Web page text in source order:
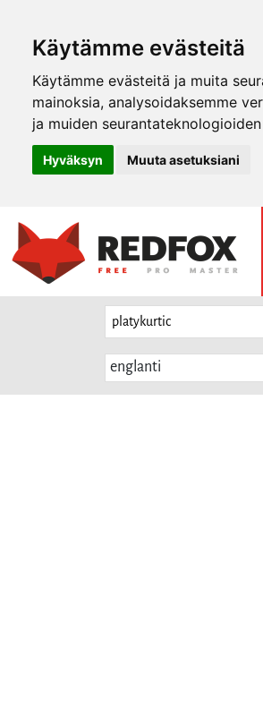
Käytämme evästeitä
Käytämme evästeitä ja muita
mainoksia, analysoidaksemme
ja muiden
Hyväksyn Muuta asetuksiani
englanti